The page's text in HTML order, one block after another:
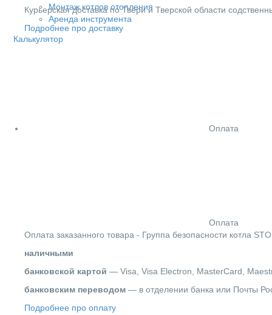
Монтаж котлов отопления
Аренда инструмента
Калькулятор
Курьерская доставка по Твери и Тверской области
Подробнее про доставку
Оплата
Оплата
Оплата заказанного товара - Группа безопасности котла
наличными
банковской картой — Visa, Visa Electron, MasterCard,
банковским переводом — в отделении банка или Почты
Подробнее про оплату